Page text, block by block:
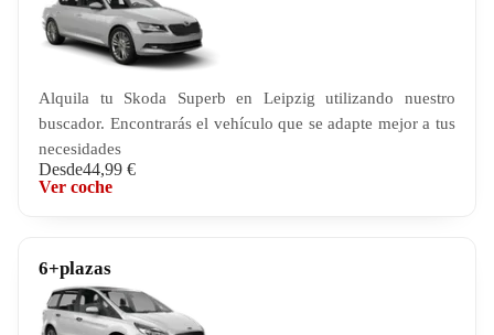
Alquila tu Skoda Superb en Leipzig utilizando nuestro
buscador. Encontrarás el vehículo que se adapte mejor a tus
necesidades
Desde44,99 €
Ver coche
6+plazas